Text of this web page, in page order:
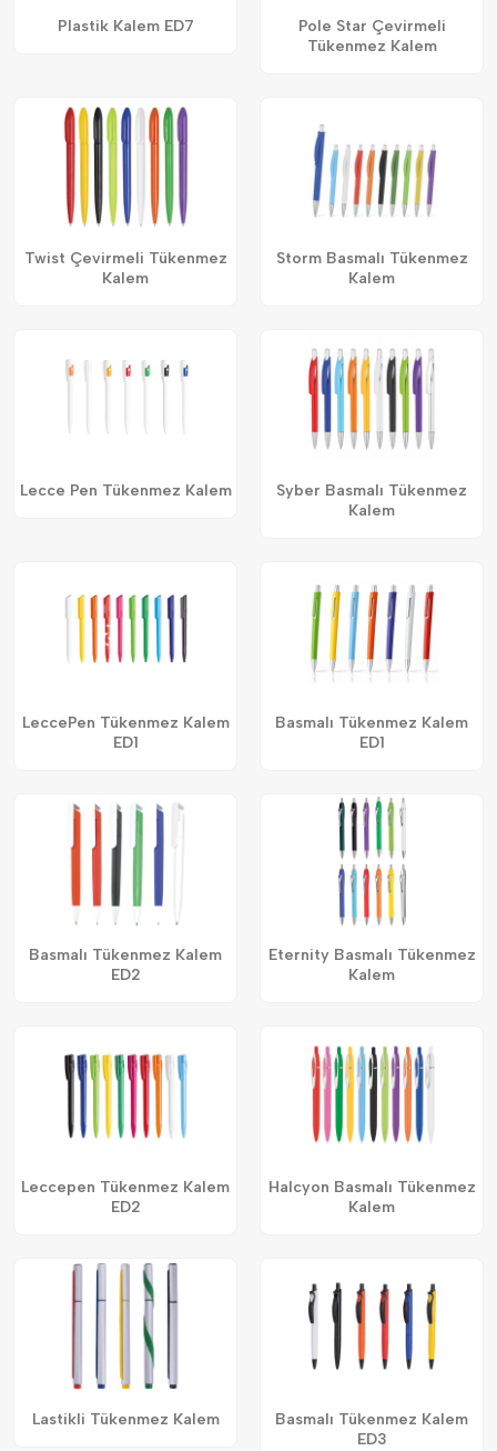
Plastik Kalem ED7
Pole Star Çevirmeli
Tükenmez Kalem
Twist Çevirmeli Tükenmez
Kalem
Storm Basmalı Tükenmez
Kalem
Lecce Pen Tükenmez Kalem
Syber Basmalı Tükenmez
Kalem
LeccePen Tükenmez Kalem
ED1
Basmalı Tükenmez Kalem
ED1
Basmalı Tükenmez Kalem
ED2
Eternity Basmalı Tükenmez
Kalem
Leccepen Tükenmez Kalem
ED2
Halcyon Basmalı Tükenmez
Kalem
Lastikli Tükenmez Kalem
Basmalı Tükenmez Kalem
ED3